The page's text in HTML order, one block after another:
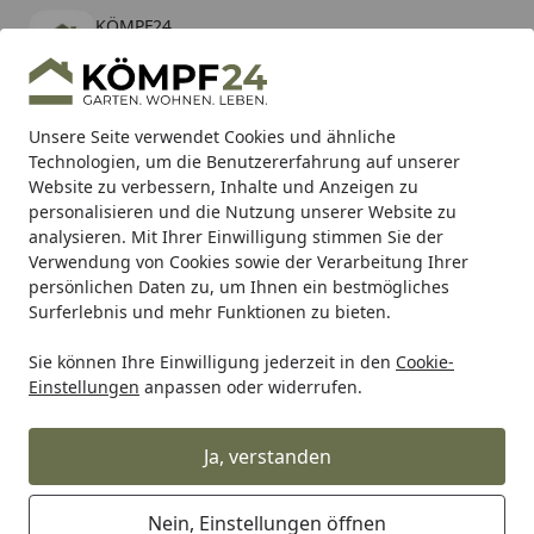
Unsere Seite verwendet Cookies und ähnliche
Technologien, um die Benutzererfahrung auf unserer
Website zu verbessern, Inhalte und Anzeigen zu
personalisieren und die Nutzung unserer Website zu
analysieren. Mit Ihrer Einwilligung stimmen Sie der
Verwendung von Cookies sowie der Verarbeitung Ihrer
persönlichen Daten zu, um Ihnen ein bestmögliches
Surferlebnis und mehr Funktionen zu bieten.
Sie können Ihre Einwilligung jederzeit in den Cookie-
Einstellungen anpassen oder widerrufen.
Ja, verstanden
Nein, Einstellungen öffnen
KÖMPF24
kostenlos - Im App Store
Hotline
Alle Produkte
Mein Konto
Suchen
Karibu Pools inkl. gratis Sandfilteranlage & Pool-
Starterset (Gesamtwert bis 468,99€)
Startseite
Hartje Hartje Zubehör für Fahrräder Hartje
Widek Glocke Ding Dong Mandala